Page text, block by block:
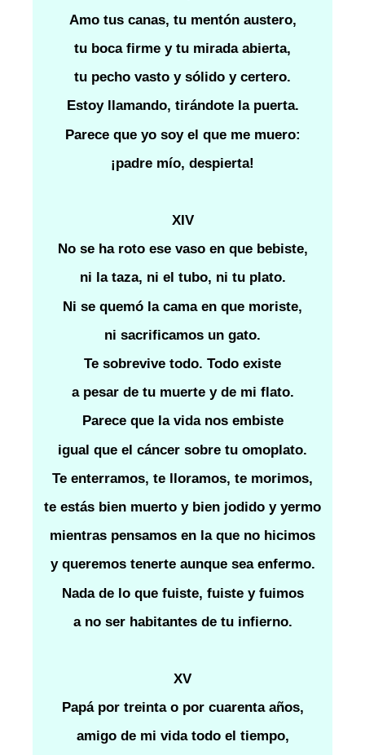
Amo tus canas, tu mentón austero,
tu boca firme y tu mirada abierta,
tu pecho vasto y sólido y certero.
Estoy llamando, tirándote la puerta.
Parece que yo soy el que me muero:
¡padre mío, despierta!
XIV
No se ha roto ese vaso en que bebiste,
ni la taza, ni el tubo, ni tu plato.
Ni se quemó la cama en que moriste,
ni sacrificamos un gato.
Te sobrevive todo. Todo existe
a pesar de tu muerte y de mi flato.
Parece que la vida nos embiste
igual que el cáncer sobre tu omoplato.
Te enterramos, te lloramos, te morimos,
te estás bien muerto y bien jodido y yermo
mientras pensamos en la que no hicimos
y queremos tenerte aunque sea enfermo.
Nada de lo que fuiste, fuiste y fuimos
a no ser habitantes de tu infierno.
XV
Papá por treinta o por cuarenta años,
amigo de mi vida todo el tiempo,